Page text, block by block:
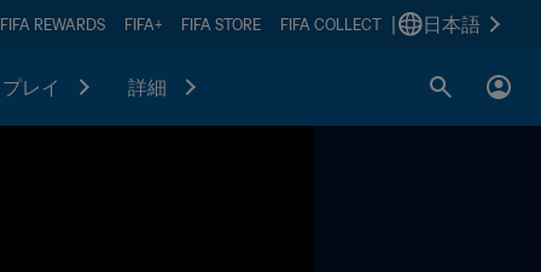
FIFA REWARDS FIFA+ FIFA STORE FIFA COLLECT 日本語
プレイ 詳細